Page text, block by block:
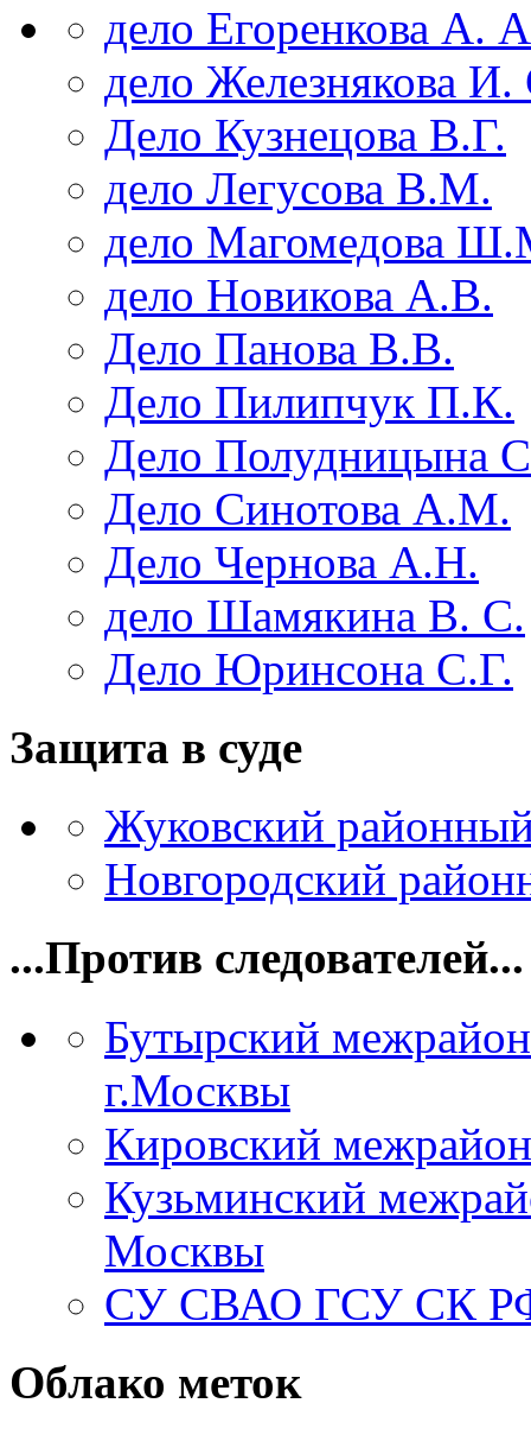
дело Егоренкова А.
дело Железнякова И.
Дело Кузнецова В.Г.
дело Легусова В.М.
дело Магомедова
дело Новикова А.В.
Дело Панова В.В.
Дело Пилипчук П.К.
Дело Полудницына
Дело Синотова А.М.
Дело Чернова А.Н.
дело Шамякина В. С.
Дело Юринсона С.Г.
Защита в суде
Жуковский
Новгородский
...Против следователей...
Бутырский
г.Москвы
Кировский
Кузьминский
Москвы
СУ СВАО ГСУ СК
Облако меток